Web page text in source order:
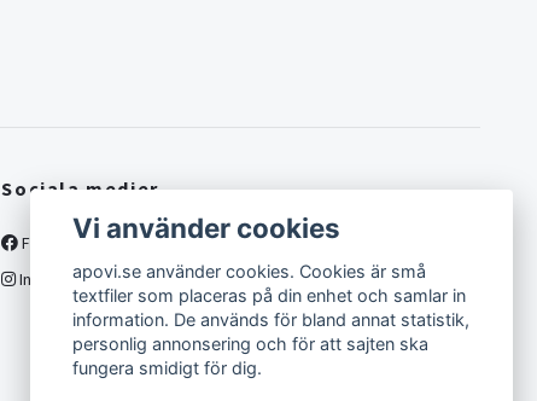
Sociala medier
Facebook
Instagram
Vi använder cookies
apovi.se använder cookies. Cookies är små
textfiler som placeras på din enhet och samlar in
information. De används för bland annat statistik,
personlig annonsering och för att sajten ska
fungera smidigt för dig.